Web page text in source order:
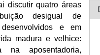
discutir quatro áreas
desigual de
e em
madura e velhice:
na aposentadoria,